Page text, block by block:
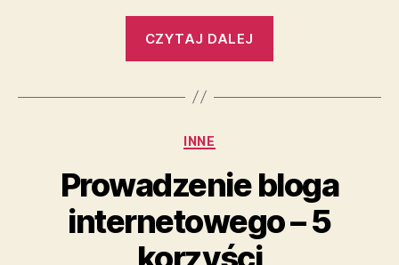
CZYTAJ DALEJ
bloga
pisać
ciekawe
artykuły?”
Kategorie
INNE
Prowadzenie bloga
internetowego – 5